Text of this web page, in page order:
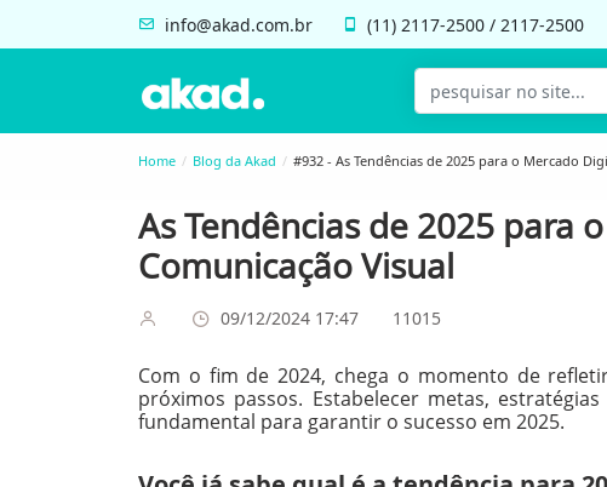
info@akad.com.br (11) 2117-2500 / 2117-2500
Home Blog da Akad #932 - As Tendências de 2025 para o Mercado
As Tendências de 2025 para
Comunicação Visual
09/12/2024 17:47 11015
Com o fim de 2024, chega o momento de
próximos passos. Estabelecer metas,
fundamental para garantir o sucesso em 2025.